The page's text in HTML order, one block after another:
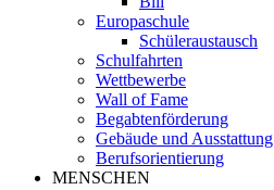
Europaschule
Schüleraustausch
Schulfahrten
Wettbewerbe
Wall of Fame
Begabtenförderung
Gebäude und Ausstattung
Berufsorientierung
MENSCHEN